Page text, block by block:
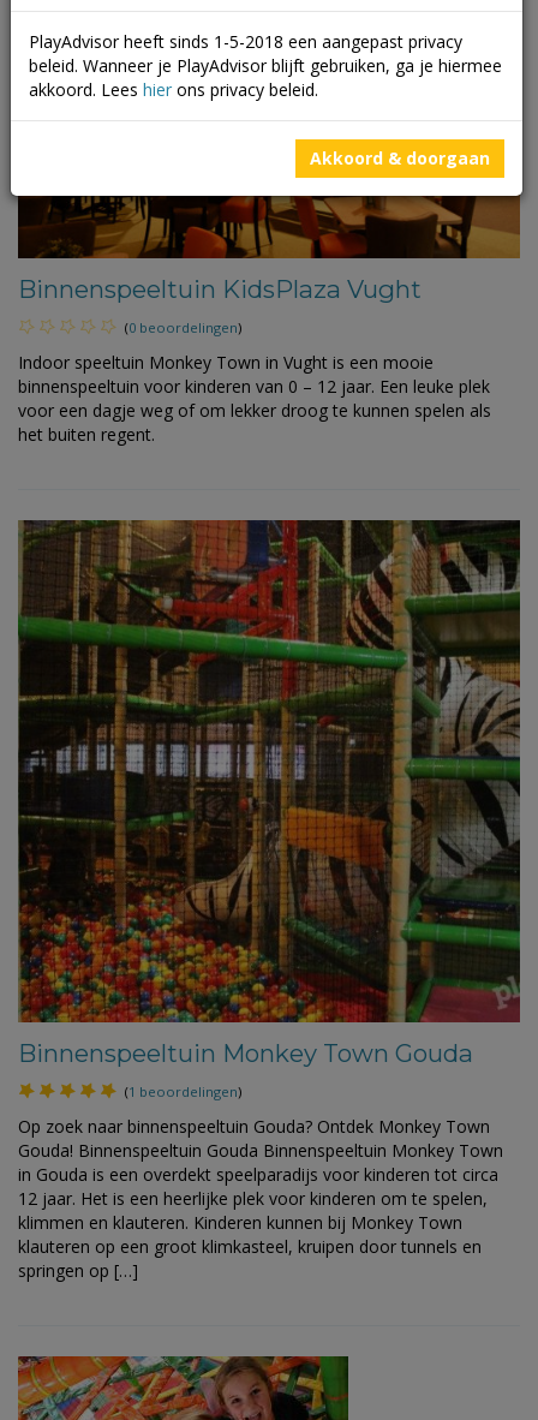
Binnenspeeltuin KidsPlaza Vught
(0 beoordelingen)
Indoor speeltuin Monkey Town in Vught is een mooie
binnenspeeltuin voor kinderen van 0 – 12 jaar. Een leuke plek
voor een dagje weg of om lekker droog te kunnen spelen als
het buiten regent.
Binnenspeeltuin Monkey Town Gouda
(1 beoordelingen)
Op zoek naar binnenspeeltuin Gouda? Ontdek Monkey Town
Gouda! Binnenspeeltuin Gouda Binnenspeeltuin Monkey Town
in Gouda is een overdekt speelparadijs voor kinderen tot circa
12 jaar. Het is een heerlijke plek voor kinderen om te spelen,
klimmen en klauteren. Kinderen kunnen bij Monkey Town
klauteren op een groot klimkasteel, kruipen door tunnels en
springen op […]
PlayAdvisor heeft sinds 1-5-2018 een aangepast privacy
beleid. Wanneer je PlayAdvisor blijft gebruiken, ga je hiermee
akkoord. Lees hier ons privacy beleid.
Akkoord & doorgaan